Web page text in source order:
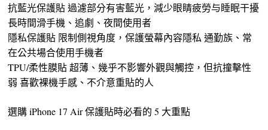
抗藍光保護貼 過濾部分有害藍光，減少眼睛疲勞与睡眠干擾
長時間滑手機、追劇、夜間使用者
隱私保護貼 限制側視角度，保護螢幕內容隱私 通勤族、常
在公共場合使用手機者
TPU/柔性膜貼 超薄、幾乎不影響外觀與觸控，但抗撞擊性
弱 喜歡裸機手感、不介意重貼的人
選購 iPhone 17 Air 保護貼時必看的 5 大重點